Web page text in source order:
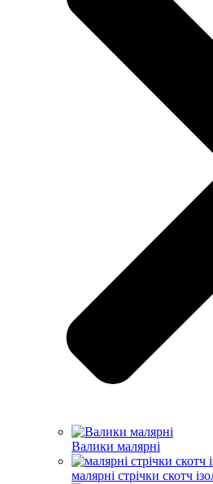
Валики малярні
малярні стрічки скотч